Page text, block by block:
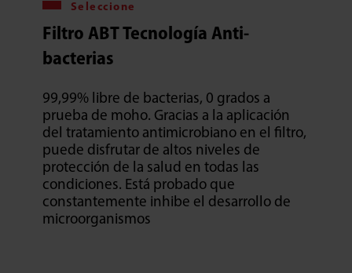
Seleccione
Filtro ABT Tecnología Anti-
bacterias
99,99% libre de bacterias, 0 grados a
prueba de moho. Gracias a la aplicación
del tratamiento antimicrobiano en el filtro,
puede disfrutar de altos niveles de
protección de la salud en todas las
condiciones. Está probado que
constantemente inhibe el desarrollo de
microorganismos